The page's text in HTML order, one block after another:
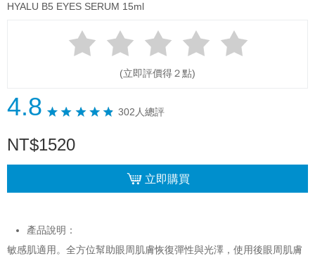
HYALU B5 EYES SERUM 15ml
(立即評價得２點)
4.8 302人總評
NT$1520
立即購買
產品說明：
敏感肌適用。全方位幫助眼周肌膚恢復彈性與光澤，使用後眼周肌膚